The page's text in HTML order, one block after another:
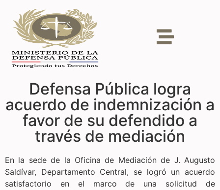
Defensa Pública logra
acuerdo de indemnización a
favor de su defendido a
través de mediación
En la sede de la Oficina de Mediación de J. Augusto
Saldívar, Departamento Central, se logró un acuerdo
satisfactorio en el marco de una solicitud de